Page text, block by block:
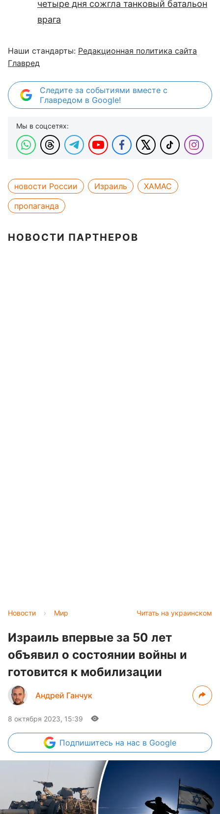
четыре дня сожгла танковый батальон
врага
Наши стандарты: Редакционная политика сайта
Главред
Следите за событиями вместе с
Главредом в Google!
Мы в соцсетях:
новости России Израиль
ХАМАС
пропаганда
НОВОСТИ ПАРТНЕРОВ
Читать на украинском
Новости › Мир
Израиль впервые за 50 лет
объявил о состоянии войны и
готовится к мобилизации
Андрей Ганчук
8 октября 2023, 15:39
Подпишитесь на нас в Google